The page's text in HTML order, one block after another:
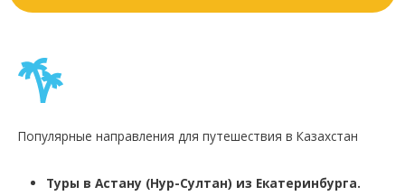
Популярные направления для путешествия в Казахстан
Туры в Астану (Нур-Султан) из Екатеринбурга.